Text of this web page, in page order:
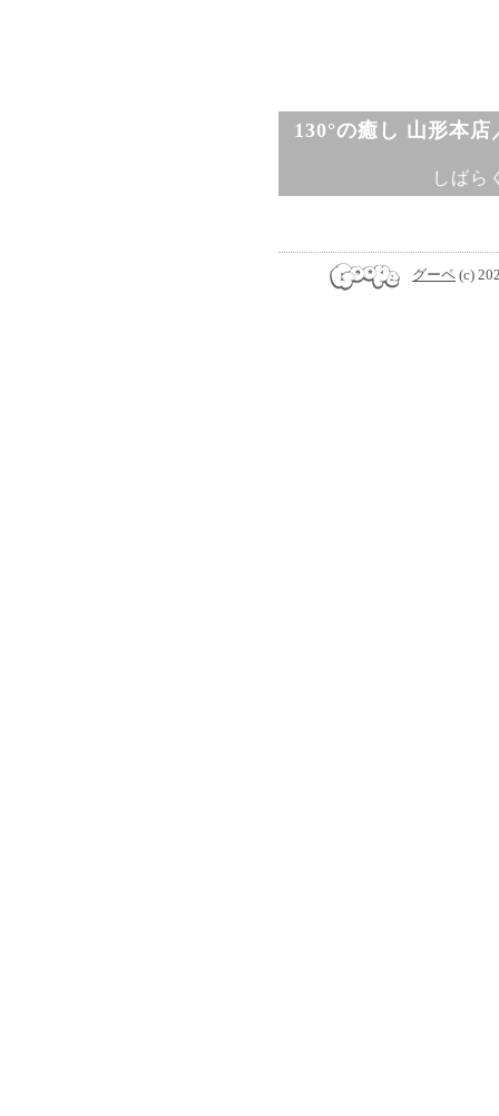
130°の癒し 山形本
しばら
グーペ (c)